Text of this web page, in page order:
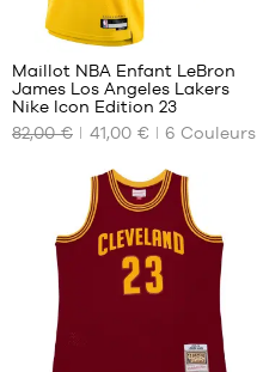
44
44.5
45
45.5
46
48.5
NOS
DISPONIBLES
- 1m35
1m50
enfant
- 1m50
194
Maillot NBA Enfant LeBron
James Los Angeles Lakers
Nike Icon Edition 23
82,00 €
41,00 € 6 Couleurs